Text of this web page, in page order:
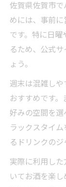
佐賀県佐賀市
めには、事前
です。特に日
るため、公式
ょう。
週末は混雑し
おすすめです。
好みの空間を
ラックスタイ
るドリンクのジ
実際に利用し
いてお酒を楽